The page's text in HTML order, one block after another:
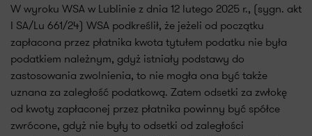
W wyroku WSA w Lublinie z dnia 12 lutego 2025 r., (sygn. akt
I SA/Lu 661/24) WSA podkreślił, że jeżeli od początku
zapłacona przez płatnika kwota tytułem podatku nie była
podatkiem należnym, gdyż istniały podstawy do
zastosowania zwolnienia, to nie mogła ona być także
uznana za zaległość podatkową. Zatem odsetki za zwłokę
od kwoty zapłaconej przez płatnika powinny być spółce
zwrócone, gdyż nie były to odsetki od zaległości